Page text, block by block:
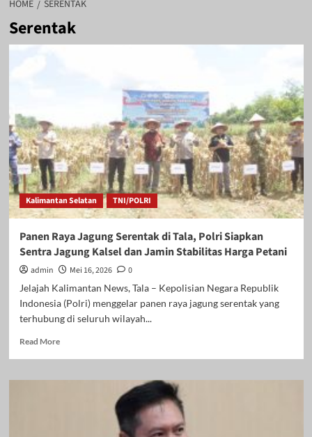
HOME SERENTAK
Serentak
Kalimantan Selatan TNI/POLRI
Panen Raya Jagung Serentak di Tala, Polri Siapkan
Sentra Jagung Kalsel dan Jamin Stabilitas Harga Petani
admin Mei 16, 2026
0
Jelajah Kalimantan News, Tala – Kepolisian Negara Republik
Indonesia (Polri) menggelar panen raya jagung serentak yang
terhubung di seluruh wilayah...
Read MoreRead
Panen